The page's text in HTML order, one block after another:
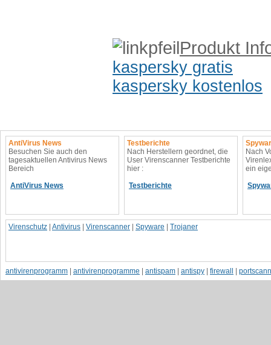
Produkt
kaspersky gratis
kaspersky kostenlos
AntiVirus News
Besuchen Sie auch den
tagesaktuellen Antivirus News
Bereich
AntiVirus News
Testberichte
Nach Herstellern geordnet, die
User Virenscanner Testberichte
hier :
Testberichte
Nach
ein
Virenschutz Antivirus Virenscanner Spyware Trojaner
antivirenprogramm antivirenprogramme antispam antispy firewall